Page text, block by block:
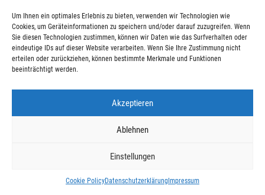
Um Ihnen ein optimales Erlebnis zu bieten, verwenden wir Technologien wie
Cookies, um Geräteinformationen zu speichern und/oder darauf zuzugreifen. Wenn
Sie diesen Technologien zustimmen, können wir Daten wie das Surfverhalten oder
eindeutige IDs auf dieser Website verarbeiten. Wenn Sie Ihre Zustimmung nicht
erteilen oder zurückziehen, können bestimmte Merkmale und Funktionen
beeinträchtigt werden.
Akzeptieren
Ablehnen
Einstellungen
Cookie PolicyDatenschutzerklärung Impressum